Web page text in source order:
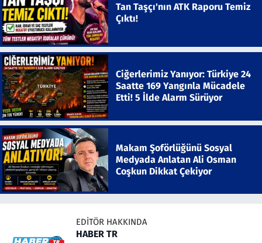
Tan Taşçı'nın ATK Raporu Temiz
Çıktı!
Ciğerlerimiz Yanıyor: Türkiye 24
Saatte 169 Yangınla Mücadele
Etti! 5 İlde Alarm Sürüyor
Makam Şoförlüğünü Sosyal
Medyada Anlatan Ali Osman
Coşkun Dikkat Çekiyor
EDITÖR HAKKINDA
HABER TR